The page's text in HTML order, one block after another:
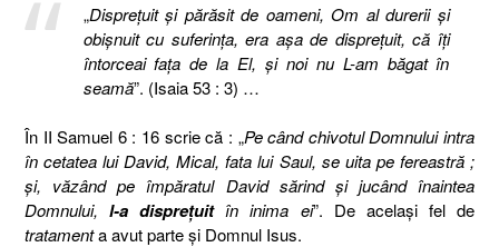
„Dispreţuit şi părăsit de oameni, Om al durerii şi
obişnuit cu suferinţa, era aşa de dispreţuit, că îţi
întorceai faţa de la El, şi noi nu L-am băgat în
seamă”. (Isaia 53 : 3) …
În II Samuel 6 : 16 scrie că : „Pe când chivotul Domnului intra
în cetatea lui David, Mical, fata lui Saul, se uita pe fereastră ;
şi, văzând pe împăratul David sărind şi jucând înaintea
Domnului,l-a dispreţuitîn inima ei”. De acelaşi fel de
tratamenta avut parte şi Domnul Isus.